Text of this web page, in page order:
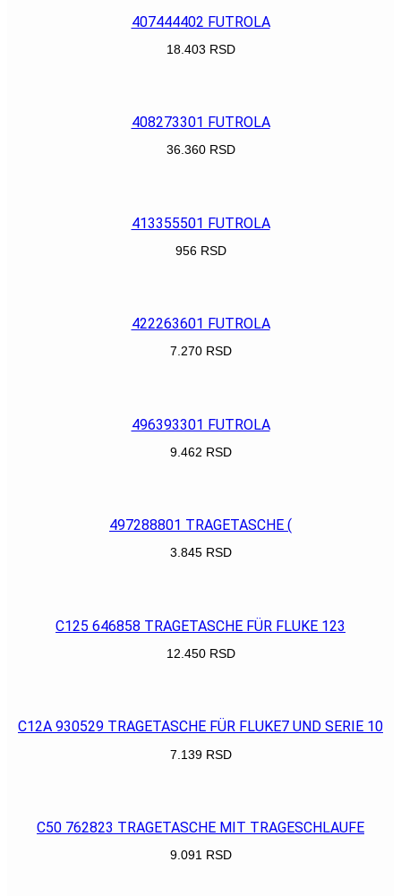
407444402 FUTROLA
18.403 RSD
408273301 FUTROLA
36.360 RSD
413355501 FUTROLA
956 RSD
422263601 FUTROLA
7.270 RSD
496393301 FUTROLA
9.462 RSD
497288801 TRAGETASCHE (
3.845 RSD
C125 646858 TRAGETASCHE FÜR FLUKE 123
12.450 RSD
C12A 930529 TRAGETASCHE FÜR FLUKE7 UND SERIE 10
7.139 RSD
C50 762823 TRAGETASCHE MIT TRAGESCHLAUFE
9.091 RSD